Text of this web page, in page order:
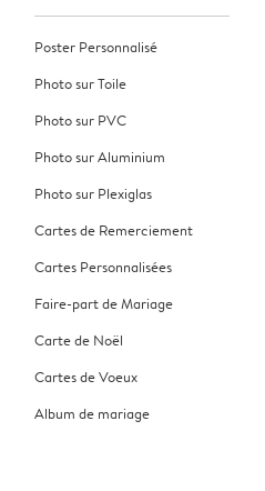
Poster Personnalisé
Photo sur Toile
Photo sur PVC
Photo sur Aluminium
Photo sur Plexiglas
Cartes de Remerciement
Cartes Personnalisées
Faire-part de Mariage
Carte de Noël
Cartes de Voeux
Album de mariage